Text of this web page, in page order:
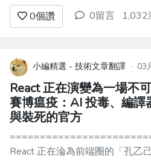
不久前我們剛聊過了 [《Flutter
2026 路線發布》]
(https://juejin.cn/post/76...
0個讚 0留言 1,032
小編精選 - 技術文章翻譯 · 03
React 正在演變為一場不
賽博瘟疫：AI 投毒、編譯
與裝死的官方
React 正在淪為前端圈的「孔乙